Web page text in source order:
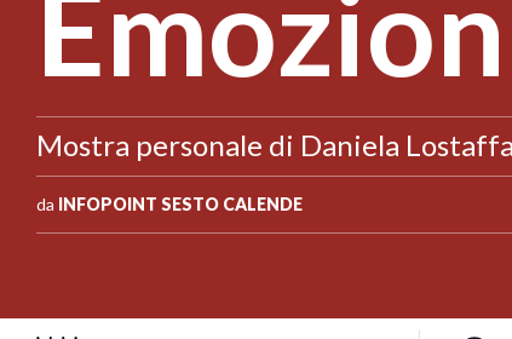
Mostra personale di Daniela Lostaffa
da INFOPOINT SESTO CALENDE